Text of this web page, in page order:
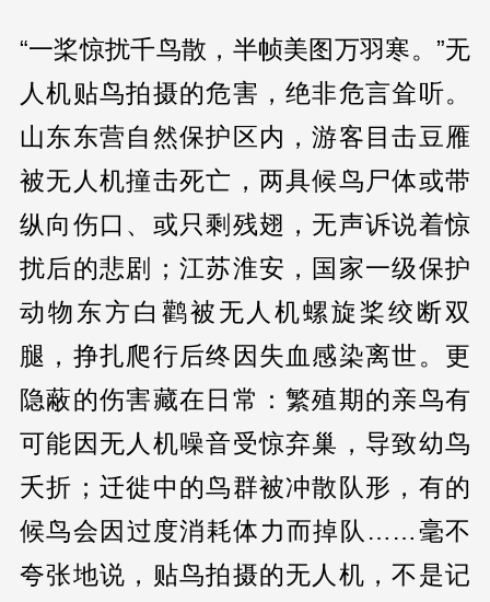
“一桨惊扰千鸟散，半帧美图万羽寒。”无
人机贴鸟拍摄的危害，绝非危言耸听。
山东东营自然保护区内，游客目击豆雁
被无人机撞击死亡，两具候鸟尸体或带
纵向伤口、或只剩残翅，无声诉说着惊
扰后的悲剧；江苏淮安，国家一级保护
动物东方白鹳被无人机螺旋桨绞断双
腿，挣扎爬行后终因失血感染离世。更
隐蔽的伤害藏在日常：繁殖期的亲鸟有
可能因无人机噪音受惊弃巢，导致幼鸟
夭折；迁徙中的鸟群被冲散队形，有的
候鸟会因过度消耗体力而掉队……毫不
夸张地说，贴鸟拍摄的无人机，不是记